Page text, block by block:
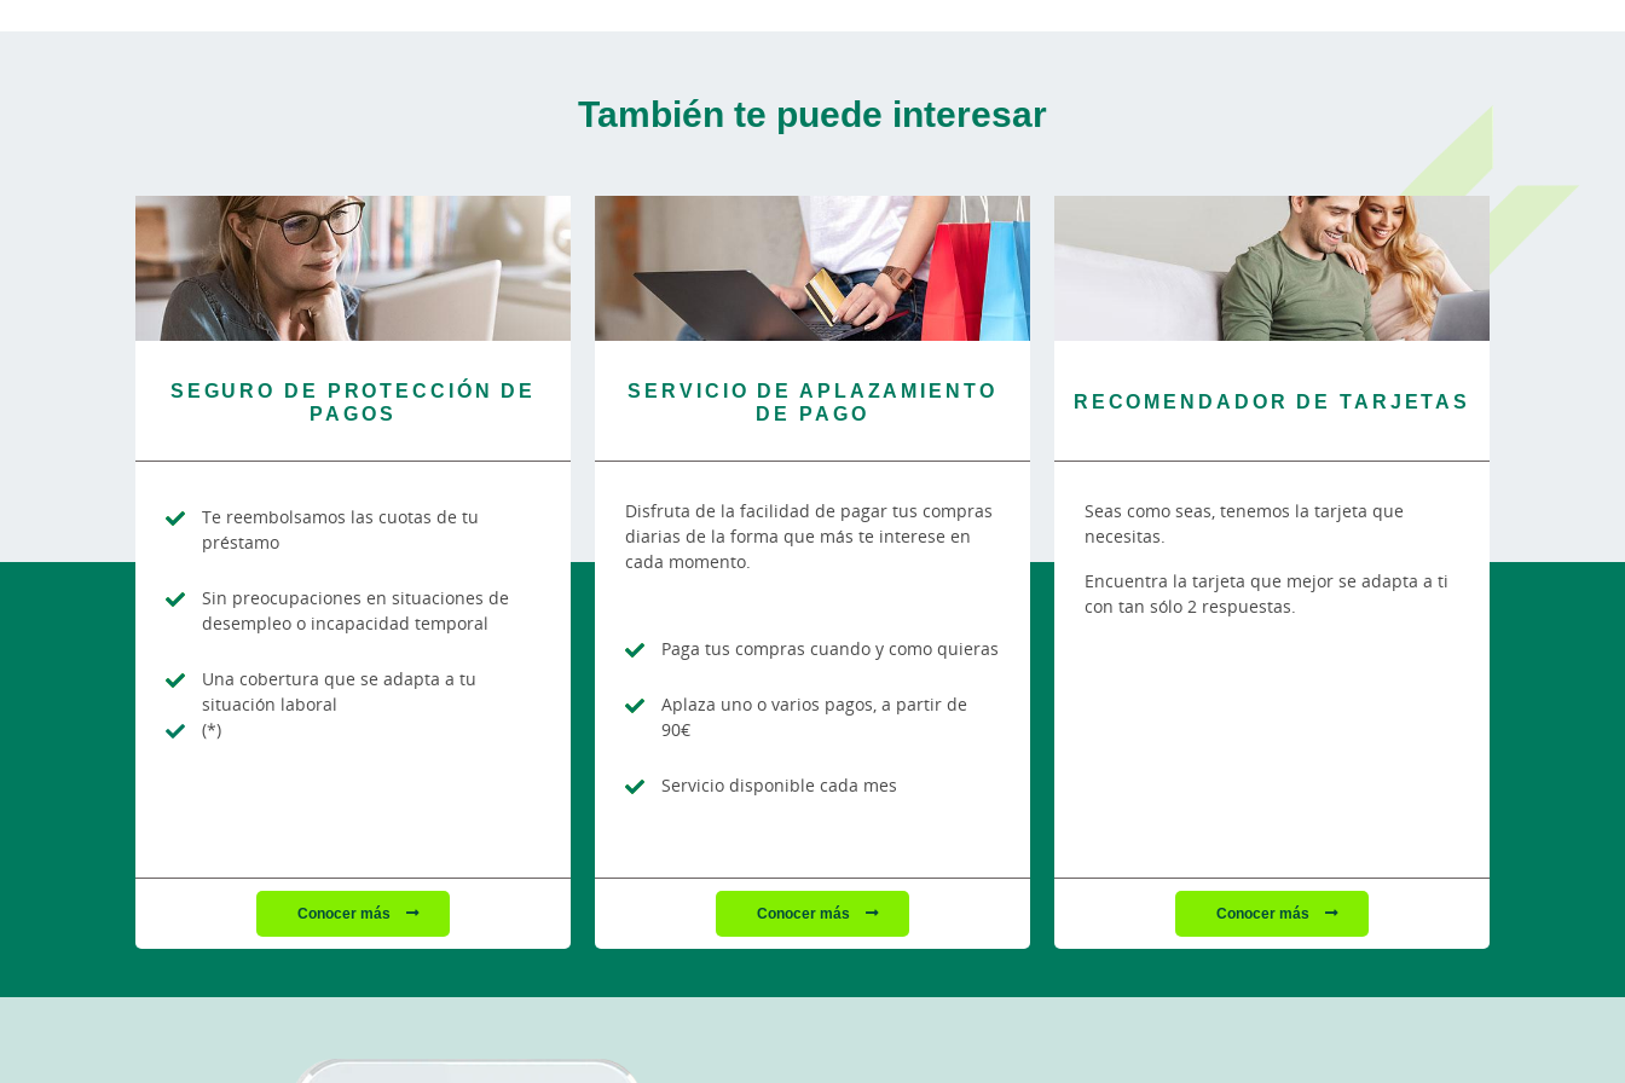
También te puede interesar
SEGURO DE PROTECCIÓN DE
PAGOS
Te reembolsamos las cuotas de tu
préstamo
Sin preocupaciones en situaciones de
desempleo o incapacidad temporal
Una cobertura que se adapta a tu
situación laboral
(*)
Conocer más
SERVICIO DE APLAZAMIENTO
DE PAGO
Disfruta de la facilidad de pagar tus compras
diarias de la forma que más te interese en
cada momento.
Paga tus compras cuando y como quieras
Aplaza uno o varios pagos, a partir de
90€
Servicio disponible cada mes
Conocer más
RECOMENDADOR DE TARJETAS
Seas como seas, tenemos la tarjeta que
necesitas.
Encuentra la tarjeta que mejor se adapta a ti
con tan sólo 2 respuestas.
Conocer más